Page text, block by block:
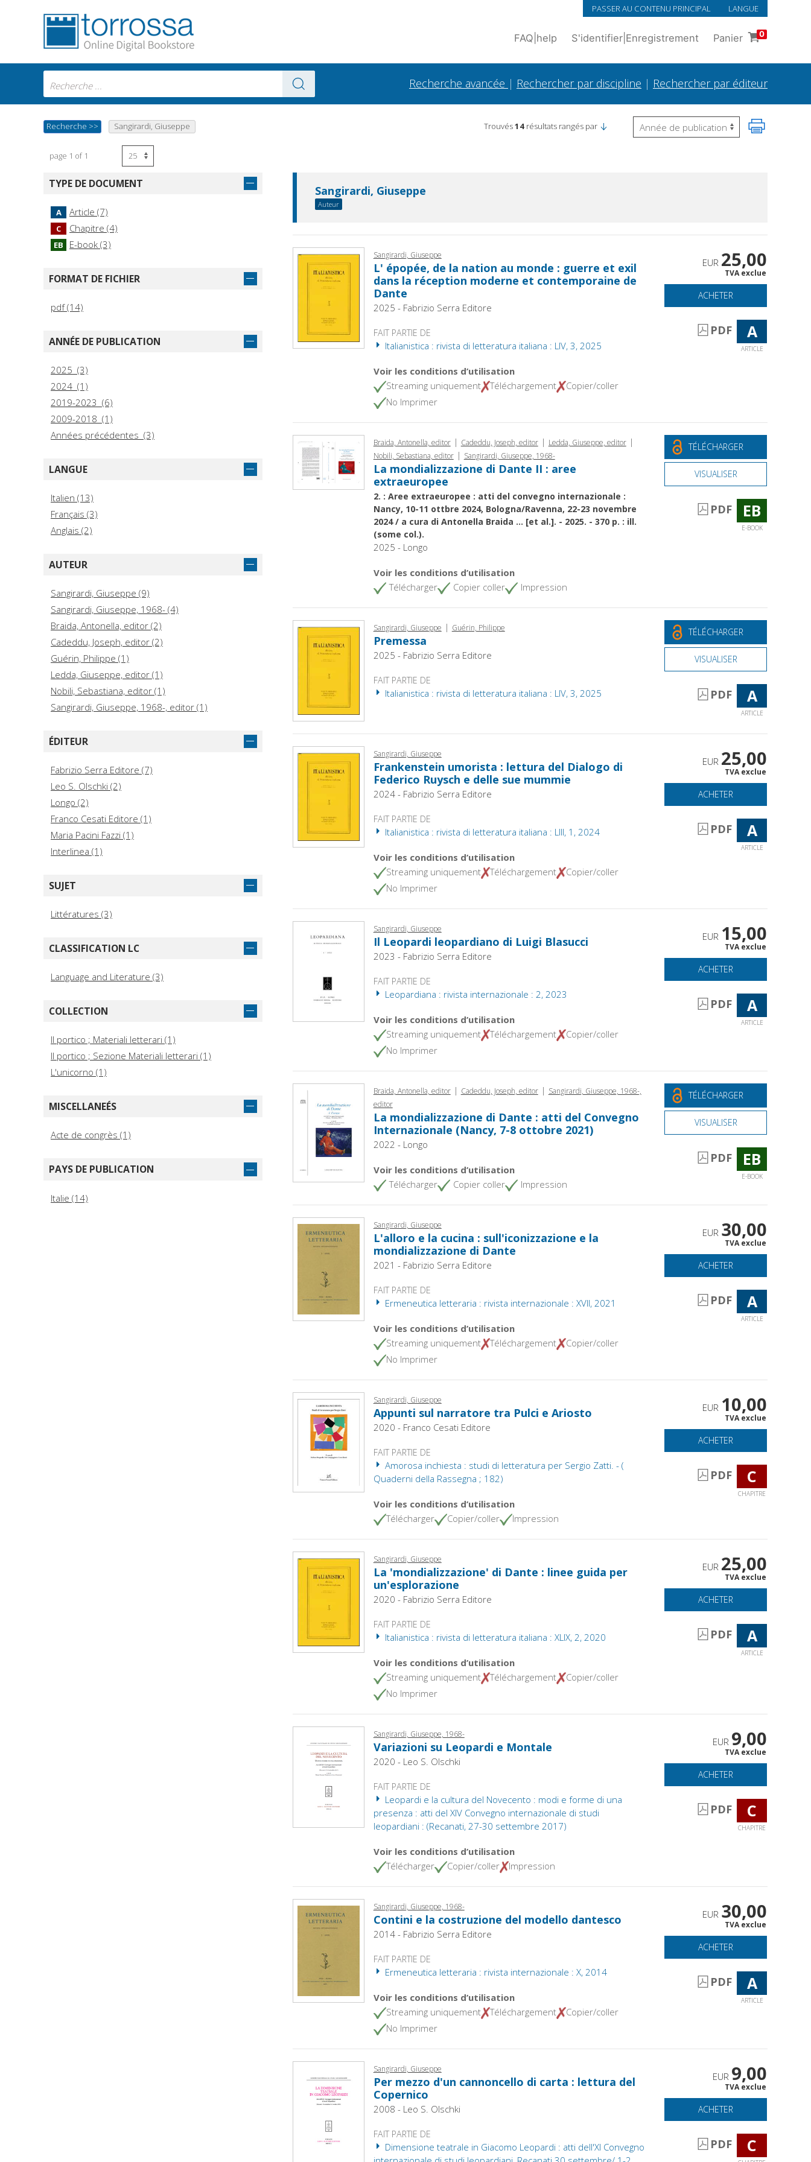
PASSER AU CONTENU PRINCIPAL LANGUE
FAQ help S'identifier Enregistrement Panier 0
Recherche avancée | Rechercher par discipline | Rechercher par éditeur
Recherche >> Sangirardi, Giuseppe Trouvés14 résultats rangés par
page 1 of 1
TYPE DE DOCUMENT
A Article (7)
C Chapitre (4)
EB E-book (3)
FORMAT DE FICHIER
pdf (14)
ANNÉE DE PUBLICATION
2025 (3)
2024 (1)
2019-2023 (6)
2009-2018 (1)
Années précédentes (3)
LANGUE
Italien (13)
Français (3)
Anglais (2)
AUTEUR
Sangirardi, Giuseppe (9)
Sangirardi, Giuseppe, 1968- (4)
Braida, Antonella, editor (2)
Cadeddu, Joseph, editor (2)
Guérin, Philippe (1)
Ledda, Giuseppe, editor (1)
Nobili, Sebastiana, editor (1)
Sangirardi, Giuseppe, 1968-, editor (1)
ÉDITEUR
Fabrizio Serra Editore (7)
Leo S. Olschki (2)
Longo (2)
Franco Cesati Editore (1)
Maria Pacini Fazzi (1)
Interlinea (1)
SUJET
Littératures (3)
CLASSIFICATION LC
Language and Literature (3)
COLLECTION
Il portico ; Materiali letterari (1)
Il portico ; Sezione Materiali letterari (1)
L'unicorno (1)
MISCELLANEÉS
Acte de congrès (1)
PAYS DE PUBLICATION
Italie (14)
Sangirardi, Giuseppe
Auteur
Sangirardi, Giuseppe
L' épopée, de la nation au monde : guerre et exil
dans la réception moderne et contemporaine de
Dante
2025 - Fabrizio Serra Editore
FAIT PARTIE DE
Italianistica : rivista di letteratura italiana : LIV, 3, 2025
Voir les conditions d’utilisation
Streaming uniquement
Téléchargement
Copier/coller
No Imprimer
EUR 25,00
TVA exclue
ACHETER
PDF A
ARTICLE
Braida, Antonella, editor | Cadeddu, Joseph, editor | Ledda, Giuseppe, editor |
Nobili, Sebastiana, editor | Sangirardi, Giuseppe, 1968-
La mondializzazione di Dante II : aree
extraeuropee
2. : Aree extraeuropee : atti del convegno internazionale :
Nancy, 10-11 ottbre 2024, Bologna/Ravenna, 22-23 novembre
2024 / a cura di Antonella Braida ... [et al.]. - 2025. - 370 p. : ill.
(some col.).
2025 - Longo
Voir les conditions d’utilisation
Télécharger
Copier coller Impression
TÉLÉCHARGER
VISUALISER
PDF EB
E-BOOK
Sangirardi, Giuseppe | Guérin, Philippe
Premessa
2025 - Fabrizio Serra Editore
FAIT PARTIE DE
Italianistica : rivista di letteratura italiana : LIV, 3, 2025
TÉLÉCHARGER
VISUALISER
PDF A
ARTICLE
Sangirardi, Giuseppe
Frankenstein umorista : lettura del Dialogo di
Federico Ruysch e delle sue mummie
2024 - Fabrizio Serra Editore
FAIT PARTIE DE
Italianistica : rivista di letteratura italiana : LIII, 1, 2024
Voir les conditions d’utilisation
Streaming uniquement
Téléchargement
Copier/coller
No Imprimer
EUR 25,00
TVA exclue
ACHETER
PDF A
ARTICLE
Sangirardi, Giuseppe
Il Leopardi leopardiano di Luigi Blasucci
2023 - Fabrizio Serra Editore
FAIT PARTIE DE
Leopardiana : rivista internazionale : 2, 2023
Voir les conditions d’utilisation
Streaming uniquement
Téléchargement
Copier/coller
No Imprimer
EUR 15,00
TVA exclue
ACHETER
PDF A
ARTICLE
Braida, Antonella, editor | Cadeddu, Joseph, editor | Sangirardi, Giuseppe, 1968-,
editor
La mondializzazione di Dante : atti del Convegno
Internazionale (Nancy, 7-8 ottobre 2021)
2022 - Longo
Voir les conditions d’utilisation
Télécharger
Copier coller Impression
TÉLÉCHARGER
VISUALISER
PDF EB
E-BOOK
Sangirardi, Giuseppe
L'alloro e la cucina : sull'iconizzazione e la
mondializzazione di Dante
2021 - Fabrizio Serra Editore
FAIT PARTIE DE
Ermeneutica letteraria : rivista internazionale : XVII, 2021
Voir les conditions d’utilisation
Streaming uniquement
Téléchargement
Copier/coller
No Imprimer
EUR 30,00
TVA exclue
ACHETER
PDF A
ARTICLE
Sangirardi, Giuseppe
Appunti sul narratore tra Pulci e Ariosto
2020 - Franco Cesati Editore
FAIT PARTIE DE
Amorosa inchiesta : studi di letteratura per Sergio Zatti. - (
Quaderni della Rassegna ; 182)
Voir les conditions d’utilisation
Télécharger
Copier/coller Impression
EUR 10,00
TVA exclue
ACHETER
PDF C
CHAPITRE
Sangirardi, Giuseppe
La 'mondializzazione' di Dante : linee guida per
un'esplorazione
2020 - Fabrizio Serra Editore
FAIT PARTIE DE
Italianistica : rivista di letteratura italiana : XLIX, 2, 2020
Voir les conditions d’utilisation
Streaming uniquement
Téléchargement
Copier/coller
No Imprimer
EUR 25,00
TVA exclue
ACHETER
PDF A
ARTICLE
Sangirardi, Giuseppe, 1968-
Variazioni su Leopardi e Montale
2020 - Leo S. Olschki
FAIT PARTIE DE
Leopardi e la cultura del Novecento : modi e forme di una
presenza : atti del XIV Convegno internazionale di studi
leopardiani : (Recanati, 27-30 settembre 2017)
Voir les conditions d’utilisation
Télécharger
Copier/coller Impression
EUR 9,00
TVA exclue
ACHETER
PDF C
CHAPITRE
Sangirardi, Giuseppe, 1968-
Contini e la costruzione del modello dantesco
2014 - Fabrizio Serra Editore
FAIT PARTIE DE
Ermeneutica letteraria : rivista internazionale : X, 2014
Voir les conditions d’utilisation
Streaming uniquement
Téléchargement
Copier/coller
No Imprimer
EUR 30,00
TVA exclue
ACHETER
PDF A
ARTICLE
Sangirardi, Giuseppe
Per mezzo d'un cannoncello di carta : lettura del
Copernico
2008 - Leo S. Olschki
FAIT PARTIE DE
Dimensione teatrale in Giacomo Leopardi : atti dell'XI Convegno
EUR 9,00
TVA exclue
ACHETER
PDF C